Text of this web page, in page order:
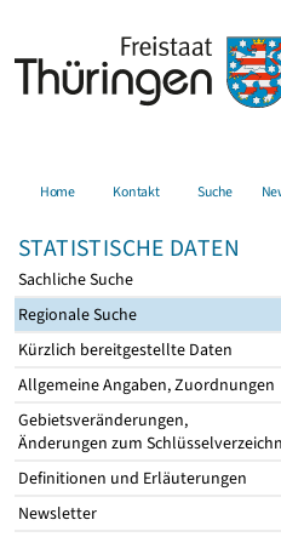
Home Kontakt Suche
STATISTISCHE DATEN
Sachliche Suche
Regionale Suche
Kürzlich bereitgestellte Daten
Allgemeine Angaben, Zuordnungen
Gebietsveränderungen,
Änderungen zum
Definitionen und Erläuterungen
Newsletter